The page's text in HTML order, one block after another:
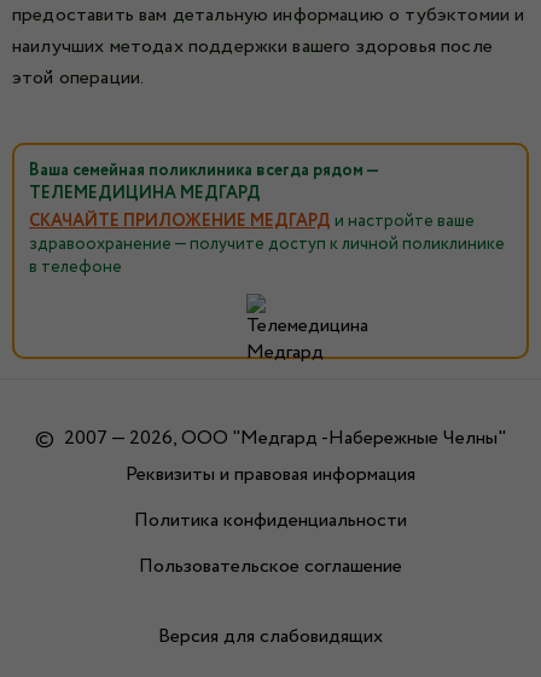
предоставить вам детальную информацию о тубэктомии и
наилучших методах поддержки вашего здоровья после
этой операции.
Ваша семейная поликлиника всегда рядом —
ТЕЛЕМЕДИЦИНА МЕДГАРД
СКАЧАЙТЕ ПРИЛОЖЕНИЕ МЕДГАРД и настройте ваше
здравоохранение — получите доступ к личной поликлинике
в телефоне
© 2007 — 2026, ООО "Медгард -Набережные Челны"
Реквизиты и правовая информация
Политика конфиденциальности
Пользовательское соглашение
Версия для слабовидящих